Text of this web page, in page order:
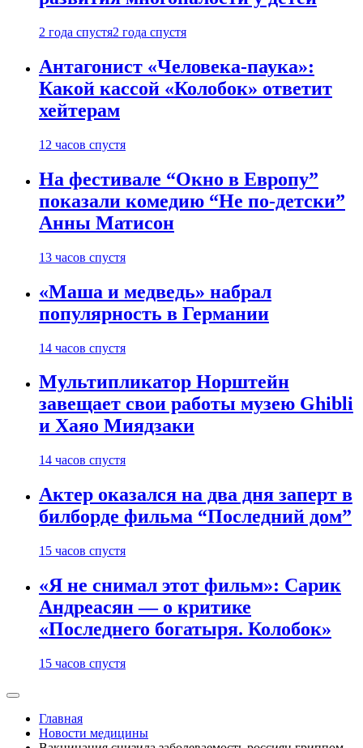
2 года спустя2 года спустя
Антагонист «Человека-паука»:
Какой кассой «Колобок» ответит
хейтерам
12 часов спустя
На фестивале “Окно в Европу”
показали комедию “Не по-детски”
Анны Матисон
13 часов спустя
«Маша и медведь» набрал
популярность в Германии
14 часов спустя
Мультипликатор Норштейн
завещает свои работы музею Ghibli
и Хаяо Миядзаки
14 часов спустя
Актер оказался на два дня заперт в
билборде фильма “Последний дом”
15 часов спустя
«Я не снимал этот фильм»: Сарик
Андреасян — о критике
«Последнего богатыря. Колобок»
15 часов спустя
Главная
Новости медицины